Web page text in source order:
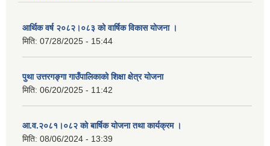
आर्थिक वर्ष २०८२।०८३ को वार्षिक विकास योजना ।
मिति: 07/28/2025 - 15:44
पुथा उत्तरगङ्गा गाउँपालिकाको शिक्षा क्षेत्र योजना
मिति: 06/20/2025 - 11:42
आ.व.२०८१।०८२ को बार्षिक योजना तथा कार्यक्रम ।
मिति: 08/06/2024 - 13:39